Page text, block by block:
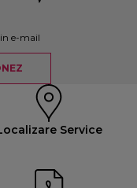
e-mail
Service